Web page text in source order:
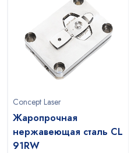
Concept Laser
Жаропрочная
нержавеющая сталь СL
91RW